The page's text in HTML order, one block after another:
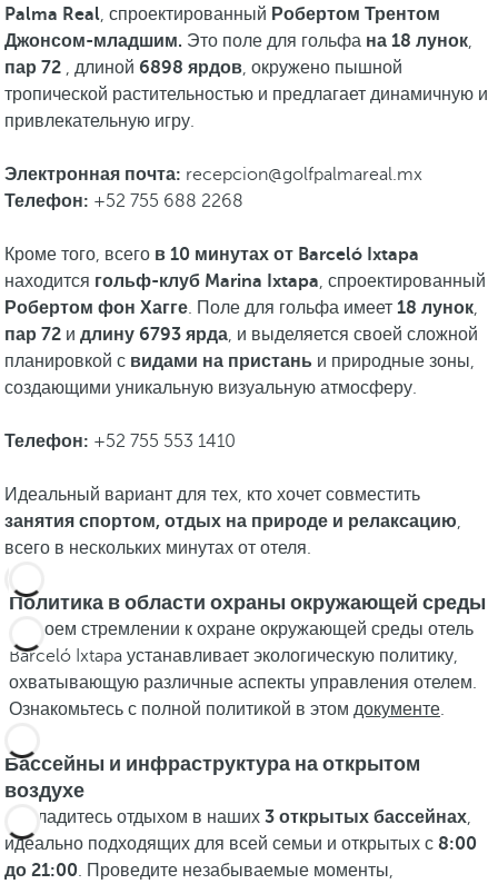
Palma Real , спроектированный Робертом Трентом
Джонсом-младшим. Это поле для гольфа на 18 лунок
пар 72 , длиной 6898 ярдов , окружено пышной
тропической растительностью и предлагает динамичную и
привлекательную игру.
Электронная почта: recepcion@golfpalmareal.mx
Телефон: +52 755 688 2268
Кроме того, всего в 10 минутах от Barceló Ixtapa
находится гольф-клуб Marina Ixtapa , спроектированный
Робертом фон Хагге . Поле для гольфа имеет 18 лунок
пар 72 и длину 6793 ярда , и выделяется своей сложной
планировкой с видами на пристань и природные зоны,
создающими уникальную визуальную атмосферу.
Телефон: +52 755 553 1410
Идеальный вариант для тех, кто хочет совместить
занятия спортом, отдых на природе и релаксацию
всего в нескольких минутах от отеля.
Политика в области охраны окружающей среды
В своем стремлении к охране окружающей среды отель
Barceló Ixtapa устанавливает экологическую политику,
охватывающую различные аспекты управления отелем.
Ознакомьтесь с полной политикой в этом документе
Бассейны и инфраструктура на открытом
воздухе
Насладитесь отдыхом в наших 3 открытых бассейнах
идеально подходящих для всей семьи и открытых с 8:00
до 21:00 . Проведите незабываемые моменты,